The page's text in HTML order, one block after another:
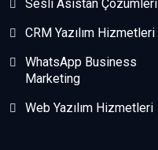
Sesli Asistan Çözümleri
CRM Yazılım Hizmetleri
WhatsApp Business
Marketing
Web Yazılım Hizmetleri